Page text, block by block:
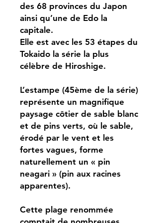
des 68 provinces du Japon
ainsi qu’une de Edo la
capitale.
Elle est avec les 53 étapes du
Tokaido la série la plus
célèbre de Hiroshige.
L’estampe (45ème de la série)
représente un magnifique
paysage côtier de sable blanc
et de pins verts, où le sable,
érodé par le vent et les
fortes vagues, forme
naturellement un « pin
neagari » (pin aux racines
apparentes).
Cette plage renommée